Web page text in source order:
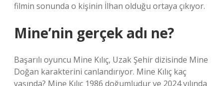
filmin sonunda o kişinin İlhan olduğu ortaya çıkıyor.
Mine’nin gerçek adı ne?
Başarılı oyuncu Mine Kılıç, Uzak Şehir dizisinde Mine
Doğan karakterini canlandırıyor. Mine Kılıç kaç
yaşında? Mine Kılıç 1986 doğumludur ve 2024 yılında